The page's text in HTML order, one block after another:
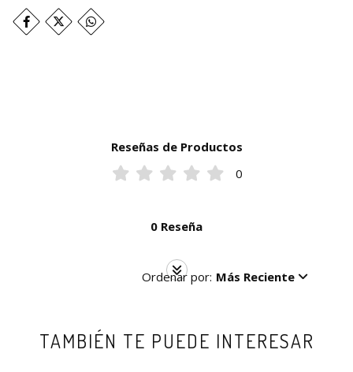
Reseñas de Productos
0
0 Reseña
Ordenar por: Más Reciente
TAMBIÉN TE PUEDE INTERESAR